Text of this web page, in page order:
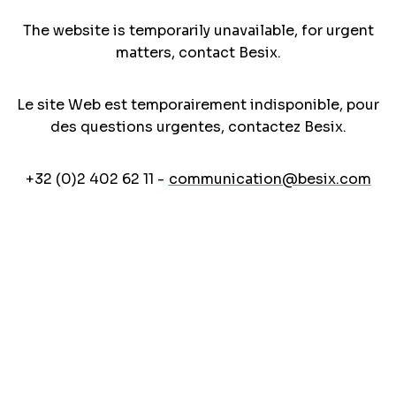
The website is temporarily unavailable, for urgent
matters, contact Besix.
Le site Web est temporairement indisponible, pour
des questions urgentes, contactez Besix.
+32 (0)2 402 62 11 - communication@besix.com